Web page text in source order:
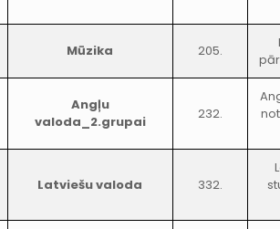
Mūzika 205.
Angļu
valoda_2.grupai
232.
Latviešu valoda 332.